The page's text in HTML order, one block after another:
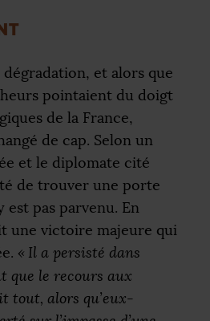
et alors que
pointaient du doigt
de la France,
de cap. Selon un
et le diplomate cité
de trouver une porte
est pas parvenu. En
une victoire majeure qui
« Il a persisté dans
que le recours aux
tout, alors qu’eux-